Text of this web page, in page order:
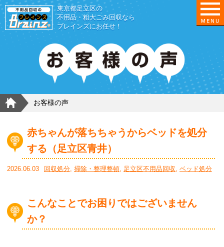
東京都足立区の
不用品・粗大ごみ回収なら
ブレインズにお任せ！
HOME
お客様の声
赤ちゃんが落ちちゃうからベッドを処分
する（足立区青井）
2026.06.03 回収処分, 掃除・整理整頓, 足立区不用品回収, ベッド処分
こんなことでお困りではございません
か？